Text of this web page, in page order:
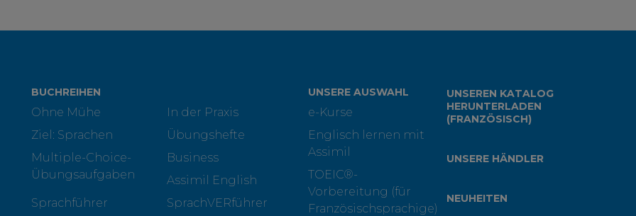
BUCHREIHEN
Ohne Mühe
In der Praxis
Ziel: Sprachen
Übungshefte
Multiple-Choice-
Übungsaufgaben
Business
Assimil English
Sprachführer
SprachVERführer
UNSERE AUSWAHL
e-Kurse
Englisch lernen mit
Assimil
TOEIC®-
Vorbereitung (für
Französischsprachige)
UNSEREN KATALOG
HERUNTERLADEN
(FRANZÖSISCH)
UNSERE HÄNDLER
NEUHEITEN